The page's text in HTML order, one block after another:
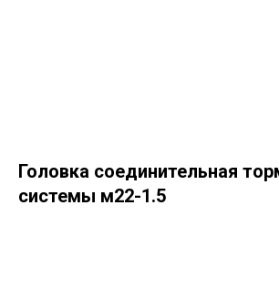
Головка соединительная
системы м22-1.5